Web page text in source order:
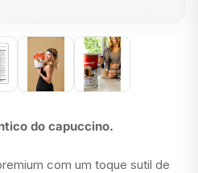
do capuccino.
com um toque sutil de